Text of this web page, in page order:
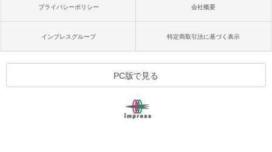
プライバシーポリシー 会社概要
インプレスグループ 特定商取引法に基づく表示
PC版で見る